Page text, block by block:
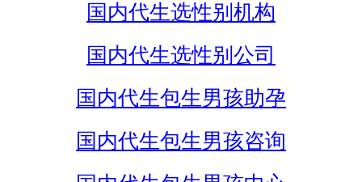
国内代生选性别机构
国内代生选性别公司
国内代生包生男孩助孕
国内代生包生男孩咨询